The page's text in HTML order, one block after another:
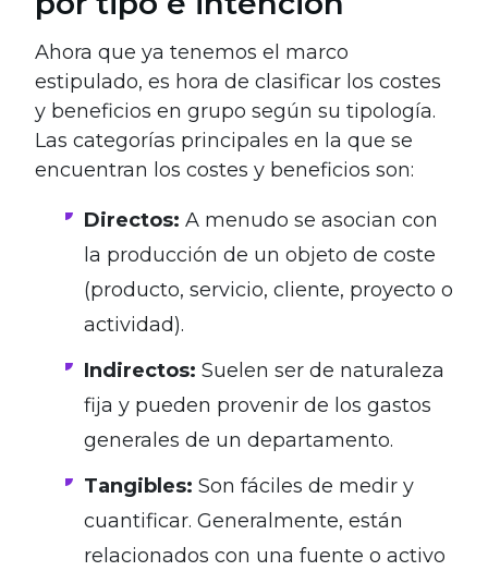
Ahora que ya tenemos el marco
estipulado, es hora de clasificar los costes
y beneficios en grupo según su tipología.
Las categorías principales en la que se
encuentran los costes y beneficios son:
Directos: A menudo se asocian con
la producción de un objeto de coste
(producto, servicio, cliente, proyecto o
actividad).
Indirectos: Suelen ser de naturaleza
fija y pueden provenir de los gastos
generales de un departamento.
Tangibles: Son fáciles de medir y
cuantificar. Generalmente, están
relacionados con una fuente o activo